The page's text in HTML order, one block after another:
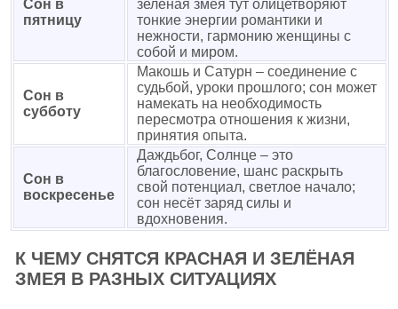
Сон в
пятницу
зеленая змея тут олицетворяют
тонкие энергии романтики и
нежности, гармонию женщины с
собой и миром.
Сон в
субботу
Макошь и Сатурн – соединение с
судьбой, уроки прошлого; сон может
намекать на необходимость
пересмотра отношения к жизни,
принятия опыта.
Сон в
воскресенье
Даждьбог, Солнце – это
благословение, шанс раскрыть
свой потенциал, светлое начало;
сон несёт заряд силы и
вдохновения.
К ЧЕМУ СНЯТСЯ КРАСНАЯ И ЗЕЛЁНАЯ
ЗМЕЯ В РАЗНЫХ СИТУАЦИЯХ